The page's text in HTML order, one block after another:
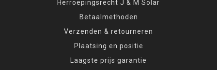
Herroepingsrecht J & M Solar
Betaalmethoden
Verzenden & retourneren
Plaatsing en positie
Laagste prijs garantie